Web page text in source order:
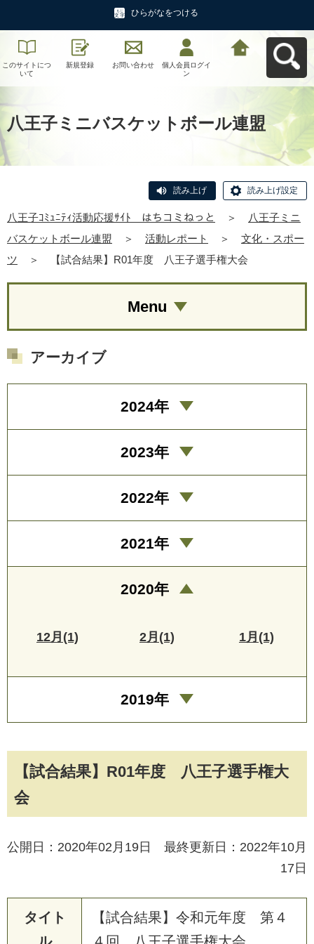
ひらがなをつける
このサイトにつ
いて
新規登録 お問い合わせ
個人会員ログイ
ン
八王子ミニバスケットボール連盟
読み上げ 読み上げ設定
八王子ｺﾐｭﾆﾃｨ活動応援ｻｲﾄ はちコミねっと ＞
八王子ミニ
バスケットボール連盟
＞ 活動レポート ＞
文化・スポー
ツ
＞ 【試合結果】R01年度 八王子選手権大会
【試合結果】R01年度 八王子選手権大
会
公開日：2020年02月19日 最終更新日：2022年10月
17日
タイト
【試合結果】 令和元年度 第 ４
Menu
アーカイブ
2024年
2023年
2022年
2021年
2020年
12月(1) 2月(1) 1月(1)
2019年